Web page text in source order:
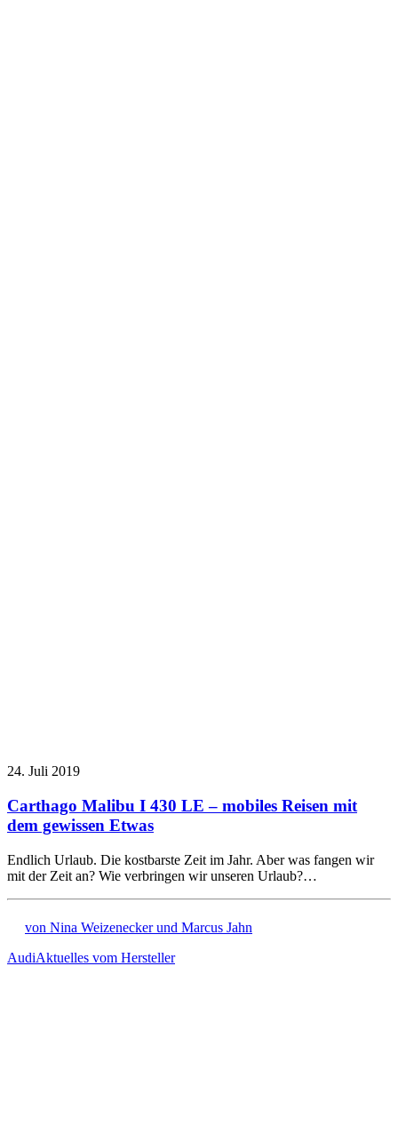
24. Juli 2019
Carthago Malibu I 430 LE – mobiles Reisen mit
dem gewissen Etwas
Endlich Urlaub. Die kostbarste Zeit im Jahr. Aber was fangen wir
mit der Zeit an? Wie verbringen wir unseren Urlaub?…
von Nina Weizenecker und Marcus Jahn
AudiAktuelles vom Hersteller